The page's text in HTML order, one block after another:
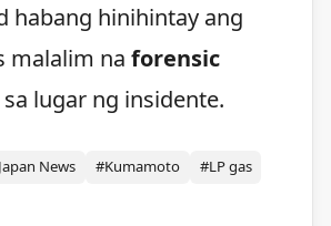
habang hinihintay ang
malalim na forensic
sa lugar ng insidente.
News #Kumamoto
#LP gas